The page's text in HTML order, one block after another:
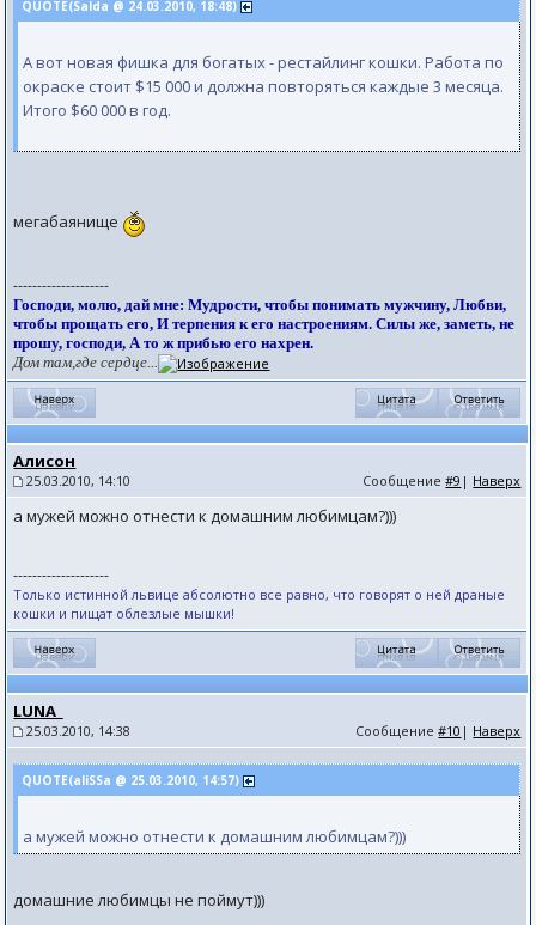
QUOTE(Salda @ 24.03.2010, 18:48)
А вот новая фишка для богатых - рестайлинг кошки. Работа по
окраске стоит $15 000 и должна повторяться каждые 3 месяца.
Итого $60 000 в год.
мегабаянище
--------------------
Господи, молю, дай мне: Мудрости, чтобы понимать мужчину, Любви,
чтобы прощать его, И терпения к его настроениям. Силы же, заметь, не
прошу, господи, А то ж прибью его нахрен.
Дом там,где сердце...
Алисон
25.03.2010, 14:10 Сообщение#9 | Наверх
а мужей можно отнести к домашним любимцам?)))
--------------------
Только истинной львице абсолютно все равно, что говорят о ней драные
кошки и пищат облезлые мышки! ​ ​
LUNA_
25.03.2010, 14:38 Сообщение#10 | Наверх
QUOTE(aliSSa @ 25.03.2010, 14:57)
а мужей можно отнести к домашним любимцам?)))
домашние любимцы не поймут)))